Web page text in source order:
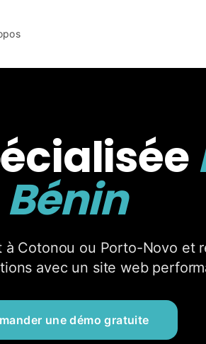
Bénin
à Cotonou ou Porto-Novo et
avec un site web
une démo gratuite